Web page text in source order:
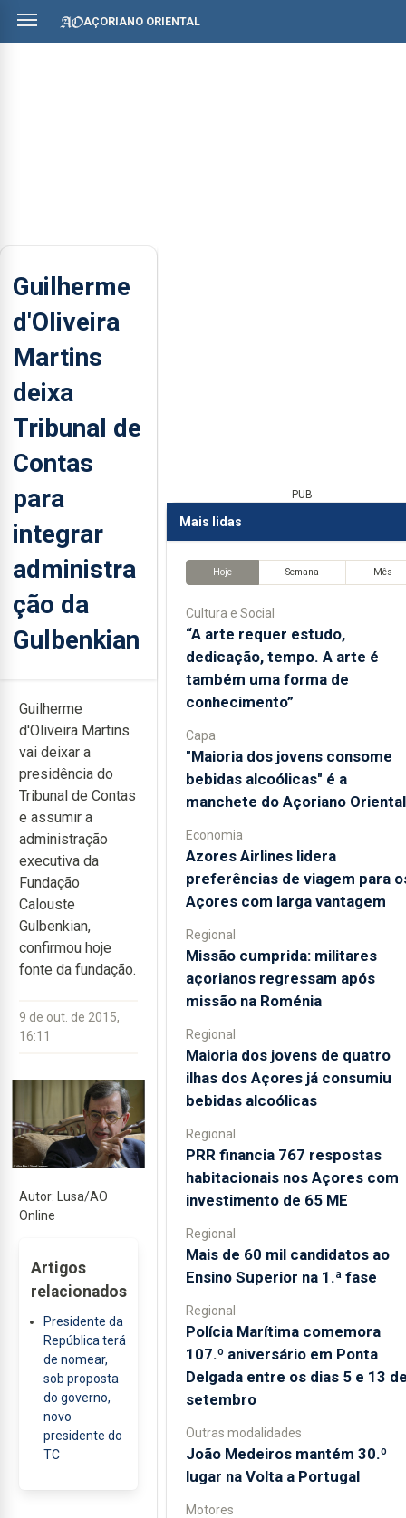
AÇORIANO ORIENTAL
Guilherme
d'Oliveira
Martins
deixa
Tribunal de
Contas
para
integrar
administra
ção da
Gulbenkian
Guilherme
d'Oliveira Martins
vai deixar a
presidência do
Tribunal de Contas
e assumir a
administração
executiva da
Fundação
Calouste
Gulbenkian,
confirmou hoje
fonte da fundação.
9 de out. de 2015,
16:11
Autor: Lusa/AO
Online
Artigos
relacionados
Presidente da
República terá
de nomear,
sob proposta
do governo,
novo
presidente do
TC
PUB
Mais lidas
Hoje Semana Mês
Cultura e Social
“A arte requer estudo,
dedicação, tempo. A arte é
também uma forma de
conhecimento”
Capa
"Maioria dos jovens consome
bebidas alcoólicas" é a
manchete do Açoriano Oriental
Economia
Azores Airlines lidera
preferências de viagem para
Açores com larga vantagem
Regional
Missão cumprida: militares
açorianos regressam após
missão na Roménia
Regional
Maioria dos jovens de quatro
ilhas dos Açores já consumiu
bebidas alcoólicas
Regional
PRR financia 767 respostas
habitacionais nos Açores com
investimento de 65 ME
Regional
Mais de 60 mil candidatos ao
Ensino Superior na 1.ª fase
Regional
Polícia Marítima comemora
107.º aniversário em Ponta
Delgada entre os dias 5 e 13
setembro
Outras modalidades
João Medeiros mantém 30.º
lugar na Volta a Portugal
Motores